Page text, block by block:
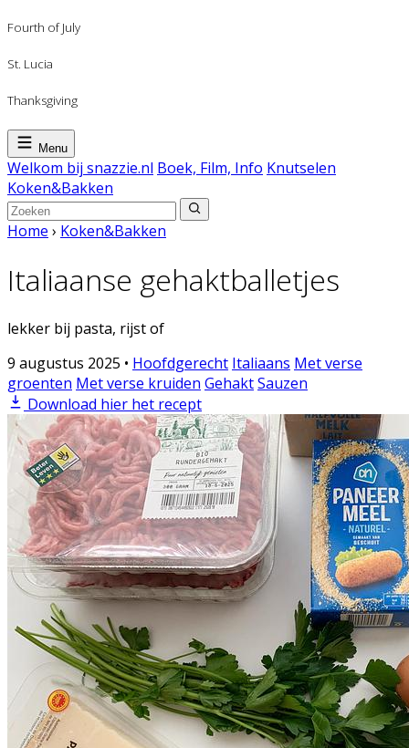
Fourth of July
St. Lucia
Thanksgiving
Menu
Welkom bij snazzie.nl Boek, Film, Info Knutselen
Koken&Bakken
Home › Koken&Bakken
Italiaanse gehaktballetjes
lekker bij pasta, rijst of
9 augustus 2025 • Hoofdgerecht Italiaans Met verse
groenten Met verse kruiden GehaktSauzen
Download hier het recept